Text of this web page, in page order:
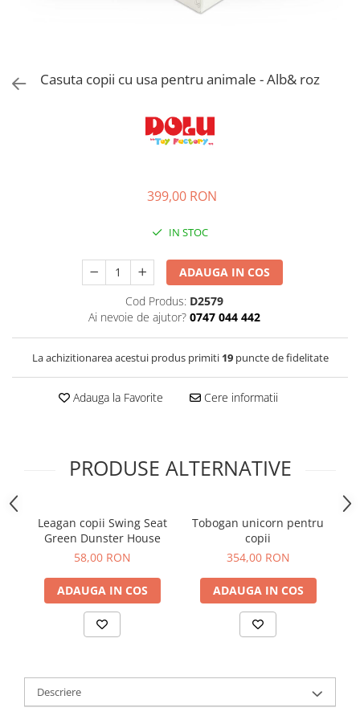
Jucarii electronice
Casuta copii cu usa pentru animale - Alb& roz
399,00 RON
IN STOC
ADAUGA IN COS
Cod Produs: D2579
Ai nevoie de ajutor? 0747 044 442
La achizitionarea acestui produs primiti 19puncte de fidelitate
Adauga la Favorite Cere informatii
PRODUSE ALTERNATIVE
Leagan copii Swing Seat
Green Dunster House
58,00 RON
ADAUGA IN COS
Tobogan unicorn pentru
copii
354,00 RON
ADAUGA IN COS
Descriere